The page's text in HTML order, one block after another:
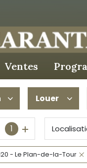
ventes
Louer
à l'année
De l'immo
1
- Le Plan-de-la-Tour